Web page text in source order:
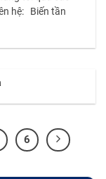
hệ: Biến tần
6